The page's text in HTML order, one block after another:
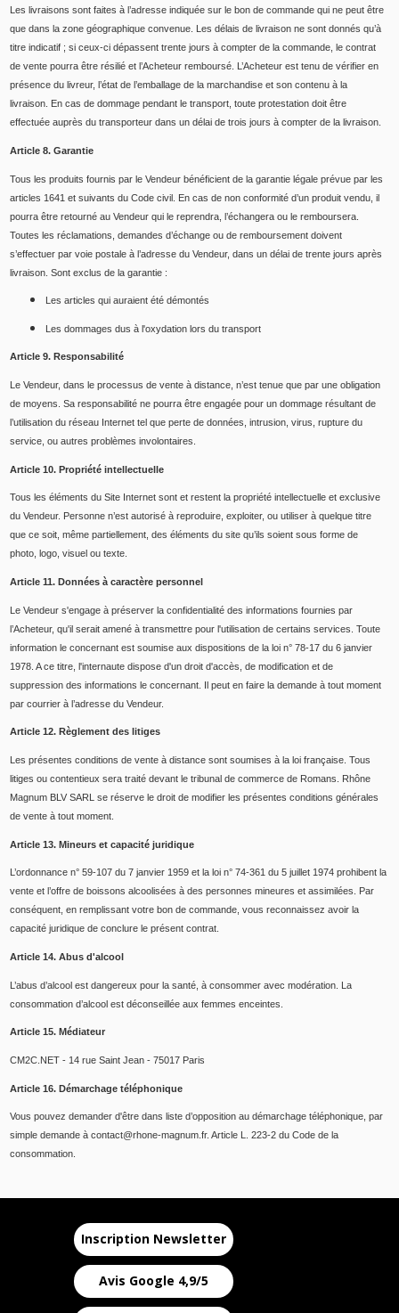
Les livraisons sont faites à l’adresse indiquée sur le bon de commande qui ne peut être
que dans la zone géographique convenue. Les délais de livraison ne sont donnés qu’à
titre indicatif ; si ceux-ci dépassent trente jours à compter de la commande, le contrat
de vente pourra être résilié et l’Acheteur remboursé. L’Acheteur est tenu de vérifier en
présence du livreur, l’état de l’emballage de la marchandise et son contenu à la
livraison. En cas de dommage pendant le transport, toute protestation doit être
effectuée auprès du transporteur dans un délai de trois jours à compter de la livraison.
Article 8. Garantie
Tous les produits fournis par le Vendeur bénéficient de la garantie légale prévue par les
articles 1641 et suivants du Code civil. En cas de non conformité d’un produit vendu, il
pourra être retourné au Vendeur qui le reprendra, l’échangera ou le remboursera.
Toutes les réclamations, demandes d’échange ou de remboursement doivent
s’effectuer par voie postale à l’adresse du Vendeur, dans un délai de trente jours après
livraison. Sont exclus de la garantie :
Les articles qui auraient été démontés
Les dommages dus à l'oxydation lors du transport
Article 9. Responsabilité
Le Vendeur, dans le processus de vente à distance, n’est tenue que par une obligation
de moyens. Sa responsabilité ne pourra être engagée pour un dommage résultant de
l’utilisation du réseau Internet tel que perte de données, intrusion, virus, rupture du
service, ou autres problèmes involontaires.
Article 10. Propriété intellectuelle
Tous les éléments du Site Internet sont et restent la propriété intellectuelle et exclusive
du Vendeur. Personne n’est autorisé à reproduire, exploiter, ou utiliser à quelque titre
que ce soit, même partiellement, des éléments du site qu’ils soient sous forme de
photo, logo, visuel ou texte.
Article 11. Données à caractère personnel
Le Vendeur s'engage à préserver la confidentialité des informations fournies par
l’Acheteur, qu'il serait amené à transmettre pour l'utilisation de certains services. Toute
information le concernant est soumise aux dispositions de la loi n° 78-17 du 6 janvier
1978. A ce titre, l'internaute dispose d'un droit d'accès, de modification et de
suppression des informations le concernant. Il peut en faire la demande à tout moment
par courrier à l’adresse du Vendeur.
Article 12. Règlement des litiges
Les présentes conditions de vente à distance sont soumises à la loi française. Tous
litiges ou contentieux sera traité devant le tribunal de commerce de Romans. Rhône
Magnum BLV SARL se réserve le droit de modifier les présentes conditions générales
de vente à tout moment.
Article 13. Mineurs et capacité juridique
L’ordonnance n° 59-107 du 7 janvier 1959 et la loi n° 74-361 du 5 juillet 1974 prohibent la
vente et l’offre de boissons alcoolisées à des personnes mineures et assimilées. Par
conséquent, en remplissant votre bon de commande, vous reconnaissez avoir la
capacité juridique de conclure le présent contrat.
Article 14. Abus d'alcool
L’abus d’alcool est dangereux pour la santé, à consommer avec modération. La
consommation d’alcool est déconseillée aux femmes enceintes.
Article 15. Médiateur
CM2C.NET - 14 rue Saint Jean - 75017 Paris
Article 16. Démarchage téléphonique
Vous pouvez demander d'être dans liste d’opposition au démarchage téléphonique, par
simple demande à contact@rhone-magnum.fr. Article L. 223-2 du Code de la
consommation.
Inscription Newsletter
Avis Google 4,9/5